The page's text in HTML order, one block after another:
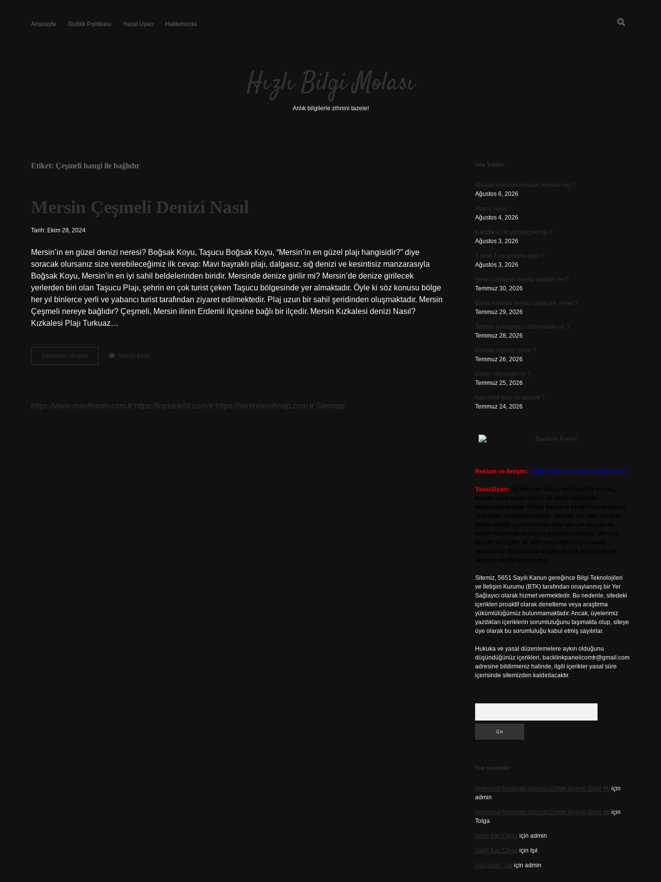
Anasayfa Gizlilik Politikası Yasal Uyarı Hakkımızda
Hızlı Bilgi Molası
Anlık bilgilerle zihnini tazele!
Etiket: Çeşmeli hangi ile bağlıdır
Mersin Çeşmeli Denizi Nasıl
Tarih: Ekim 28, 2024
Mersin’in en güzel denizi neresi? Boğsak Koyu, Taşucu Boğsak Koyu, “Mersin’in en güzel plajı hangisidir?” diye
soracak olursanız size verebileceğimiz ilk cevap: Mavi bayraklı plajı, dalgasız, sığ denizi ve kesintisiz manzarasıyla
Boğsak Koyu, Mersin’in en iyi sahil beldelerinden biridir. Mersinde denize girilir mi? Mersin’de denize girilecek
yerlerden biri olan Taşucu Plajı, şehrin en çok turist çeken Taşucu bölgesinde yer almaktadır. Öyle ki söz konusu bölge
her yıl binlerce yerli ve yabancı turist tarafından ziyaret edilmektedir. Plaj uzun bir sahil şeridinden oluşmaktadır. Mersin
Çeşmeli nereye bağlıdır? Çeşmeli, Mersin ilinin Erdemli ilçesine bağlı bir ilçedir. Mersin Kızkalesi denizi Nasıl?
Kızkalesi Plajı Turkuaz…
Devamını okuyun
Çeşmeli
Yorum Bırak
https://www.maviforum.com.tr https://toptankilit.com.tr https://serenderahsap.com.tr Sitemap
Sidebar
Son Yazılar
Bisiklet kullanırken kask zorunlu mu ?
Ağustos 6, 2026
Avans nedir ?
Ağustos 4, 2026
6 kişilik KYK yurt kaçıncı tip ?
Ağustos 3, 2026
3 tane 7 ne anlama gelir ?
Ağustos 3, 2026
Şeker hastaları hurma yiyebilir mi ?
Temmuz 30, 2026
Bartın Amasra denize girilecek yerler ?
Temmuz 29, 2026
Telefon konuşması dinlenebilir mi ?
Temmuz 28, 2026
Kozmik topoloji nedir ?
Temmuz 26, 2026
Kalker dayanıklı mı ?
Temmuz 25, 2026
Kart limiti eksi ne demek ?
Temmuz 24, 2026
Reklam ve İletişim: Skype: live:.cid.575569c608265c69
Yasal Uyarı:
Sitemiz, 5651 Sayılı Kanun gereğince Bilgi Teknolojileri
ve İletişim Kurumu (BTK) tarafından onaylanmış bir Yer
Sağlayıcı olarak hizmet vermektedir. Bu nedenle, sitedeki
içerikleri proaktif olarak denetleme veya araştırma
yükümlülüğümüz bulunmamaktadır. Ancak, üyelerimiz
yazdıkları içeriklerin sorumluluğunu taşımakta olup, siteye
üye olarak bu sorumluluğu kabul etmiş sayılırlar.
Hukuka ve yasal düzenlemelere aykırı olduğunu
düşündüğünüz içerikleri, backlinkpanelicomtr@gmail.com
adresine bildirmeniz halinde, ilgili içerikler yasal süre
içerisinde sitemizden kaldırılacaktır.
Son yorumlar
Apandisit Ameliyatı Sonrası Cinsel Ilişkiye Girilir Mi için
admin
Apandisit Ameliyatı Sonrası Cinsel Ilişkiye Girilir Mi için
Tolga
Gai̇N Kaç Cihaz için admin
Gai̇N Kaç Cihaz için Işıl
Aslı Nedir Tdk için admin